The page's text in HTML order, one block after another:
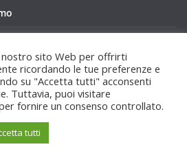
Milano
Powered by
nostro sito Web per offrirti
ricordando le tue preferenze e
su "Accetta tutti" acconsenti
Tuttavia, puoi visitare
fornire un consenso controllato.
tutti